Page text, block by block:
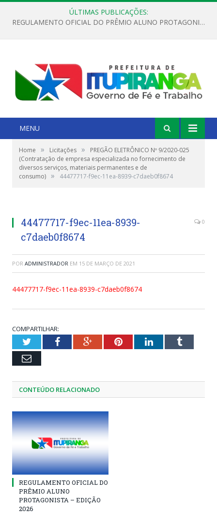
ÚLTIMAS PUBLICAÇÕES:
REGULAMENTO OFICIAL DO PRÊMIO ALUNO PROTAGONISTA – EDIÇÃO 2026
MENU
Home » Licitações »
PREGÃO ELETRÔNICO Nº 9/2020-025
(Contratação de empresa especializada no fornecimento de
diversos serviços, materiais permanentes e de
consumo) » 44477717-f9ec-11ea-8939-c7daeb0f8674
44477717-f9ec-11ea-8939-
c7daeb0f8674
0
POR ADMINISTRADOR EM 15 DE MARÇO DE 2021
44477717-f9ec-11ea-8939-c7daeb0f8674
COMPARTILHAR:
TwitterFacebookGoogle+PinterestLinkedInTumblr
Email
CONTEÚDO RELACIONADO
REGULAMENTO OFICIAL DO
PRÊMIO ALUNO
PROTAGONISTA – EDIÇÃO
2026